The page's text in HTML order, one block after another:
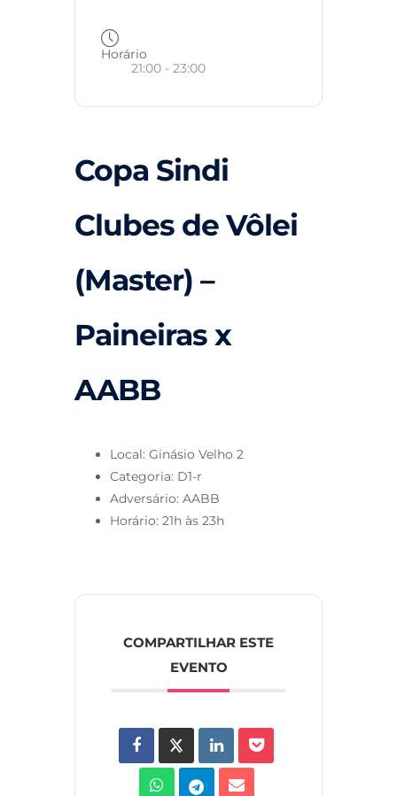
Horário
21:00 - 23:00
Copa Sindi
Clubes de Vôlei
(Master) –
Paineiras x
AABB
Local: Ginásio Velho 2
Categoria: D1-r
Adversário: AABB
Horário: 21h às 23h
COMPARTILHAR ESTE
EVENTO